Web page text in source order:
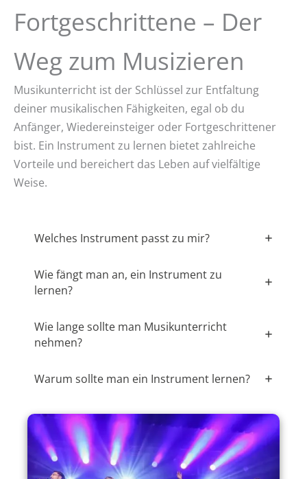
Fortgeschrittene – Der
Weg zum Musizieren
Musikunterricht ist der Schlüssel zur Entfaltung
deiner musikalischen Fähigkeiten, egal ob du
Anfänger, Wiedereinsteiger oder Fortgeschrittener
bist. Ein Instrument zu lernen bietet zahlreiche
Vorteile und bereichert das Leben auf vielfältige
Weise.
Welches Instrument passt zu mir?
Wie fängt man an, ein Instrument zu
lernen?
Wie lange sollte man Musikunterricht
nehmen?
Warum sollte man ein Instrument lernen?